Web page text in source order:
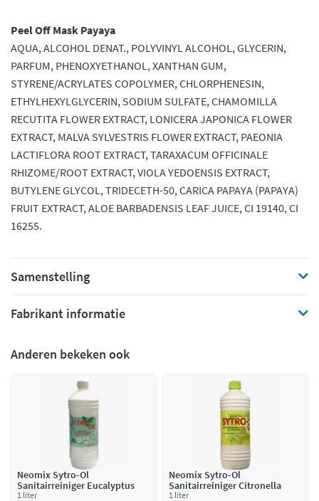
Peel Off Mask Payaya
AQUA, ALCOHOL DENAT., POLYVINYL ALCOHOL, GLYCERIN,
PARFUM, PHENOXYETHANOL, XANTHAN GUM,
STYRENE/ACRYLATES COPOLYMER, CHLORPHENESIN,
ETHYLHEXYLGLYCERIN, SODIUM SULFATE, CHAMOMILLA
RECUTITA FLOWER EXTRACT, LONICERA JAPONICA FLOWER
EXTRACT, MALVA SYLVESTRIS FLOWER EXTRACT, PAEONIA
LACTIFLORA ROOT EXTRACT, TARAXACUM OFFICINALE
RHIZOME/ROOT EXTRACT, VIOLA YEDOENSIS EXTRACT,
BUTYLENE GLYCOL, TRIDECETH-50, CARICA PAPAYA (PAPAYA)
FRUIT EXTRACT, ALOE BARBADENSIS LEAF JUICE, CI 19140, CI
16255.
Samenstelling
Fabrikant informatie
Anderen bekeken ook
Neomix Sytro-Ol
Sanitairreiniger Eucalyptus
1 liter
Neomix Sytro-Ol
Sanitairreiniger Citronella
1 liter